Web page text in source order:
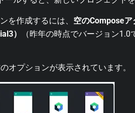
を作成するには、 空のComposeア
）
（昨年の時点でバージョン
オプションが表示されています。